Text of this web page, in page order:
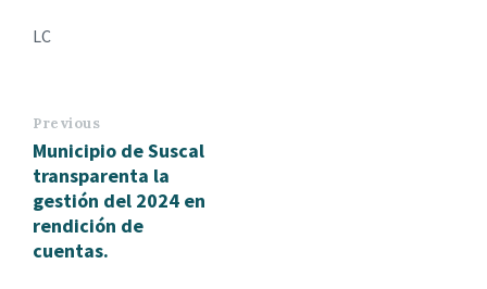
LC
Previous
Municipio de Suscal
transparenta la
gestión del 2024 en
rendición de
cuentas.